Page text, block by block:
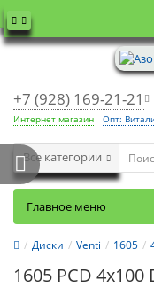
+7 (928) 169-21-21
Интернет магазин Опт:
Все категории
Главное меню
Диски Venti 1605
1605 PCD 4x100